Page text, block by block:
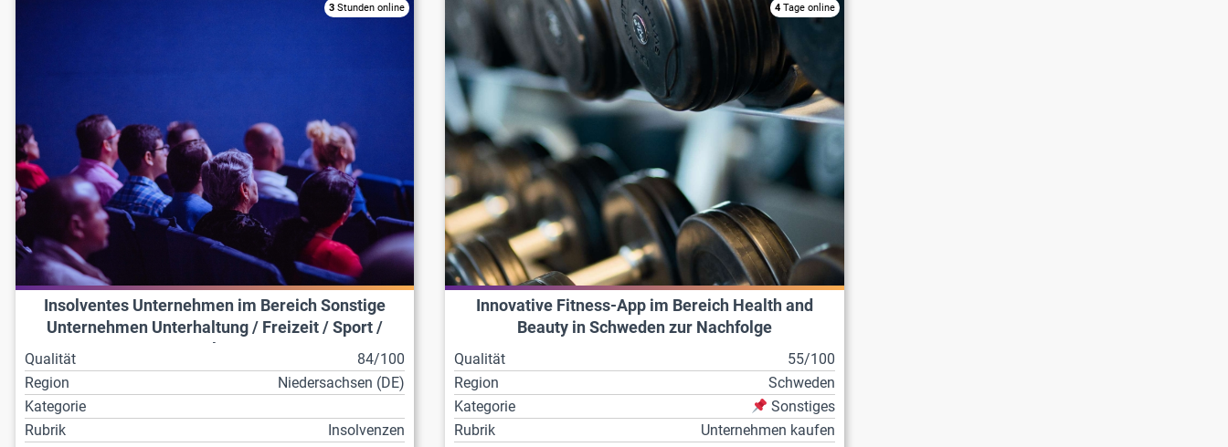
3 Stunden online
Insolventes Unternehmen im Bereich Sonstige
Unternehmen Unterhaltung / Freizeit / Sport /
Qualität
84/100
Region
Niedersachsen (DE)
Kategorie
Rubrik
Insolvenzen
4Tage online
Innovative Fitness-App im Bereich Health and
Beauty in Schweden zur Nachfolge
Qualität
55/100
Region
Schweden
Kategorie
Sonstiges
Rubrik
Unternehmen kaufen